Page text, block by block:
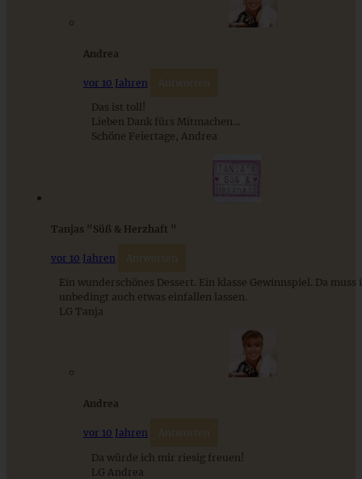
Spekulatius Tiramisu mit Gewürzkirschen – Dessert im
Schweizer Wurstsalat mit Käse - einfach, würzig und in 15
Minuten auf dem Tisch!
Einfache Sauerteigbrötchen mit Leinsamen - knusprig,
saftig und gelingsicher
Andrea
vor 10 Jahren Antworten
Das ist toll!
Lieben Dank fürs Mitmachen…
Schöne Feiertage, Andrea
Tanjas "Süß & Herzhaft "
vor 10 Jahren Antworten
Ein wunderschönes Dessert. Ein klasse Gewinnspiel. Da muss
unbedingt auch etwas einfallen lassen.
LG Tanja
Andrea
vor 10 Jahren Antworten
Da würde ich mir riesig freuen!
LG Andrea